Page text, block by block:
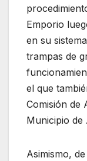
Emporio
en su
trampas de
el que
Comisión de
Municipio de
Asimismo,